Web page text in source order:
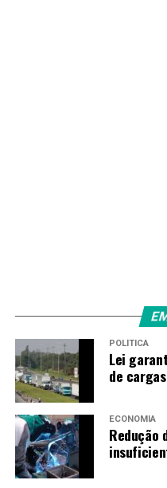
POLÍTICA
Lei
de
ECONOMIA
Redução